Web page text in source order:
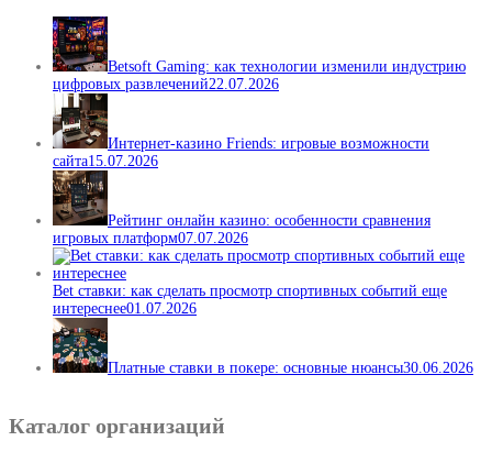
Betsoft Gaming: как технологии изменили индустрию
цифровых развлечений22.07.2026
Интернет-казино Friends: игровые возможности
сайта15.07.2026
Рейтинг онлайн казино: особенности сравнения
игровых платформ07.07.2026
Bet ставки: как сделать просмотр спортивных событий еще
интереснее01.07.2026
Платные ставки в покере: основные нюансы30.06.2026
Каталог организаций